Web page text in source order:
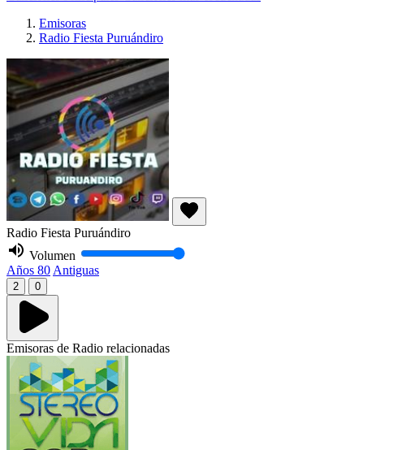
Emisoras
Radio Fiesta Puruándiro
Radio Fiesta Puruándiro
Volumen
Años 80 Antiguas
2 0
Emisoras de Radio relacionadas